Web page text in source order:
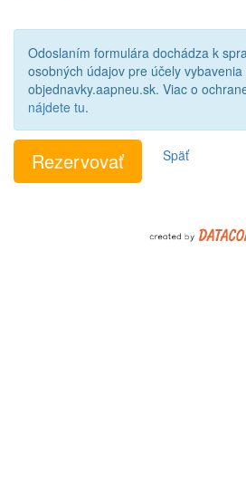
Odoslaním formulára dochádza k
osobných údajov pre účely
objednavky.aapneu.sk. Viac o
nájdete tu.
Späť